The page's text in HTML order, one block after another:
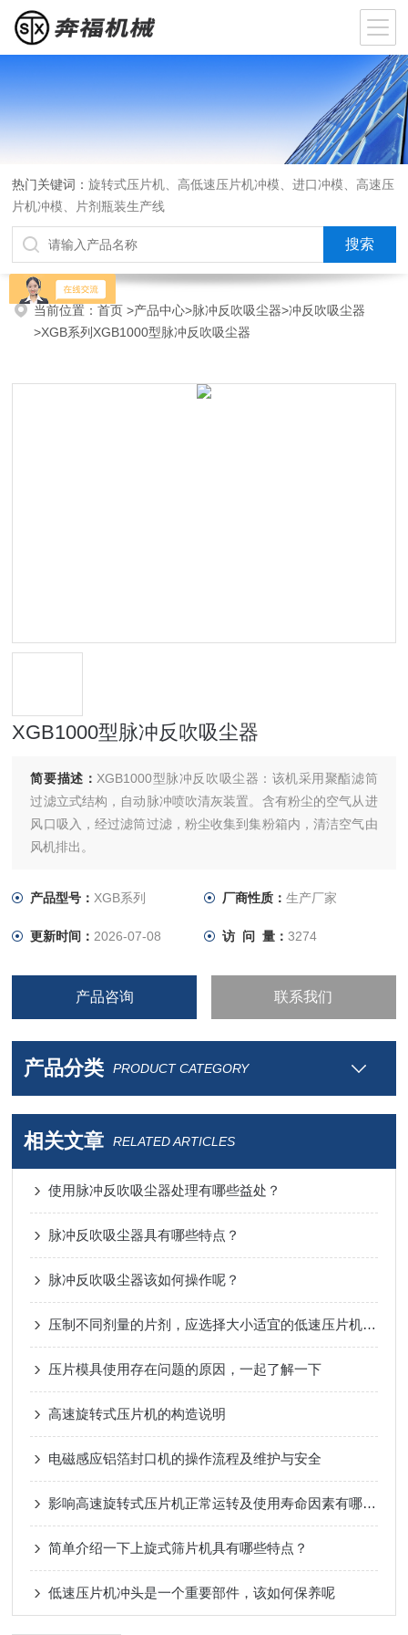
热门关键词：旋转式压片机、高低速压片机冲模、进口冲模、高速压
片机冲模、片剂瓶装生产线
当前位置：首页>产品中心>脉冲反吹吸尘器>冲反吹吸尘器
>XGB系列XGB1000型脉冲反吹吸尘器
XGB1000型脉冲反吹吸尘器
简要描述： XGB1000型脉冲反吹吸尘器：该机采用聚酯滤筒
过滤立式结构，自动脉冲喷吹清灰装置。含有粉尘的空气从进
风口吸入，经过滤筒过滤，粉尘收集到集粉箱内，清洁空气由
风机排出。
产品型号： XGB系列 厂商性质： 生产厂家
更新时间： 2026-07-08 访 问 量： 3274
产品咨询 联系我们
产品分类 PRODUCT CATEGORY
相关文章 RELATED ARTICLES
使用脉冲反吹吸尘器处理有哪些益处？
脉冲反吹吸尘器具有哪些特点？
脉冲反吹吸尘器该如何操作呢？
压制不同剂量的片剂，应选择大小适宜的低速压片机冲模
压片模具使用存在问题的原因，一起了解一下
高速旋转式压片机的构造说明
电磁感应铝箔封口机的操作流程及维护与安全
影响高速旋转式压片机正常运转及使用寿命因素有哪几点
简单介绍一下上旋式筛片机具有哪些特点？
低速压片机冲头是一个重要部件，该如何保养呢